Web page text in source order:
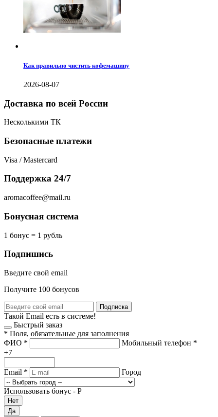
Как правильно чистить кофемашину
2026-08-07
Доставка по всей России
Несколькими ТК
Безопасные платежи
Visa / Mastercard
Поддержка 24/7
aromacoffee@mail.ru
Бонусная система
1 бонус = 1 рубль
Подпишись
Введите свой email
Получите 100 бонусов
Подписка
Такой Email есть в системе!
Быстрый заказ
* Поля, обязательные для заполнения
ФИО * Мобильный телефон *
+7
Email * Город
Использовать бонус - Р
Нет
Да